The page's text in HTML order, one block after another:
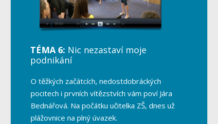
TÉMA 6: Nic nezastaví moje
podnikání
O těžkých začátcích, nedostdobráckých
pocitech i prvních vítězstvích vám poví Jára
Bednářová. Na počátku učitelka ZŠ, dnes už
plážovnice na plný úvazek.